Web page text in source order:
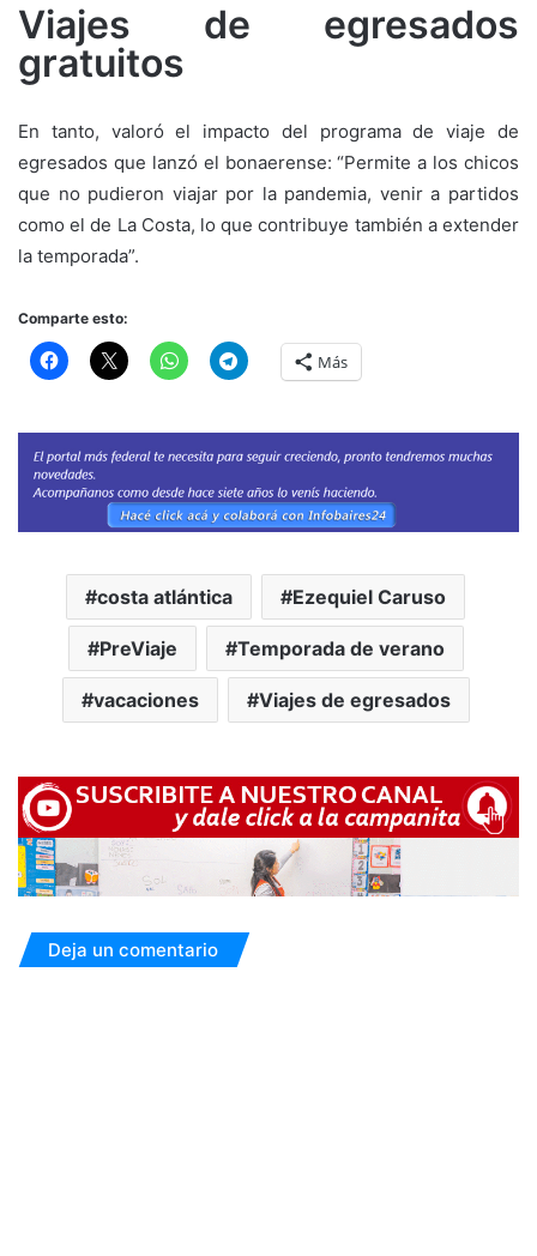
Viajes de egresados
gratuitos
En tanto, valoró el impacto del programa de viaje de
egresados que lanzó el bonaerense: “Permite a los chicos
que no pudieron viajar por la pandemia, venir a partidos
como el de La Costa, lo que contribuye también a extender
la temporada”.
Comparte esto:
Más
costa atlántica Ezequiel Caruso
PreViaje Temporada de verano
vacaciones Viajes de egresados
Deja un comentario